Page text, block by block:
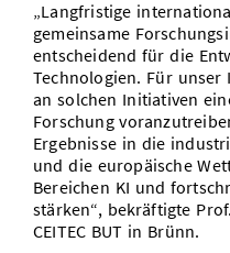
„Langfristige
gemeinsame
entscheidend für die
Technologien. Für
an solchen Initiativen
Forschung
Ergebnisse in die
und die europäische
Bereichen KI und
stärken“, bekräftigte
CEITEC BUT in Brünn.